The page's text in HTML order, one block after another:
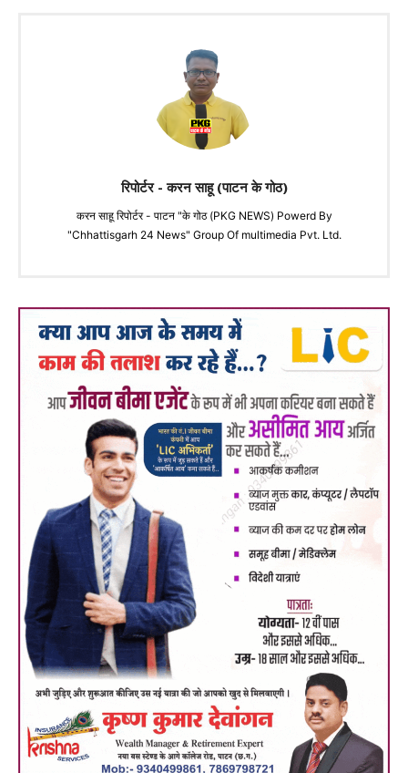
रिपोर्टर - करन साहू (पाटन के गोठ)
करन साहू रिपोर्टर - पाटन "के गोठ (PKG NEWS) Powerd By
"Chhattisgarh 24 News" Group Of multimedia Pvt. Ltd.